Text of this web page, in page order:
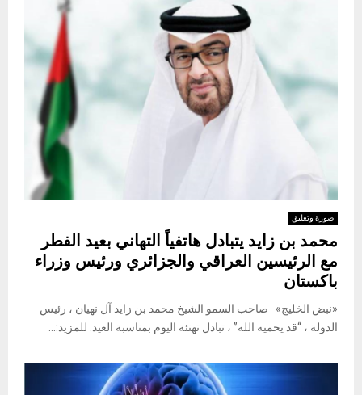
صورة وتعليق
محمد بن زايد يتبادل هاتفياً التهاني بعيد الفطر
مع الرئيسين العراقي والجزائري ورئيس وزراء
باكستان
«نبض الخليج» صاحب السمو الشيخ محمد بن زايد آل نهيان ، رئيس
الدولة ، “قد يحميه الله” ، تبادل تهنئة اليوم بمناسبة العيد. للمزيد:...